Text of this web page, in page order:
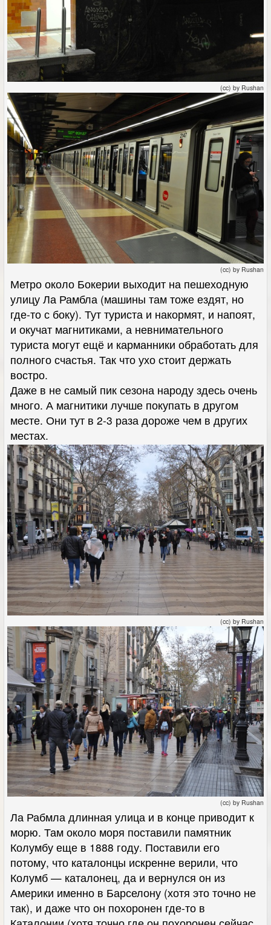
(cc) by Rushan
(cc) by Rushan
Метро около Бокерии выходит на пешеходную
улицу Ла Рамбла (машины там тоже ездят, но
где-то с боку). Тут туриста и накормят, и напоят,
и окучат магнитиками, а невнимательного
туриста могут ещё и карманники обработать для
полного счастья. Так что ухо стоит держать
востро.
Даже в не самый пик сезона народу здесь очень
много. А магнитики лучше покупать в другом
месте. Они тут в 2-3 раза дороже чем в других
местах.
(cc) by Rushan
(cc) by Rushan
Ла Рабмла длинная улица и в конце приводит к
морю. Там около моря поставили памятник
Колумбу еще в 1888 году. Поставили его
потому, что каталонцы искренне верили, что
Колумб — каталонец, да и вернулся он из
Америки именно в Барселону (хотя это точно не
так), и даже что он похоронен где-то в